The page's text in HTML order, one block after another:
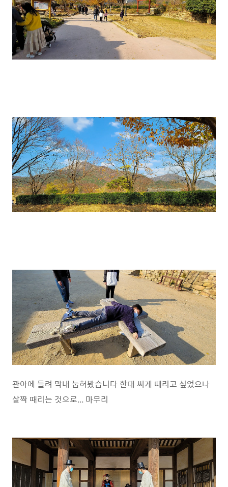
관아에 들려 막내 눕혀봤습니다 한대 씨게 때리고 싶었으나
살짝 때리는 것으로... 마무리